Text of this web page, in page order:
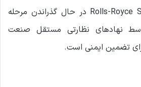
Rolls-Royce SMR در حال گذراندن مرحله
نهادهای نظارتی مستقل صنعت
تضمین ایمنی است.